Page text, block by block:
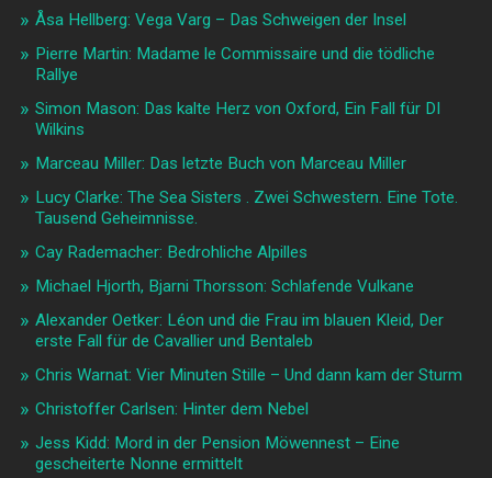
Åsa Hellberg: Vega Varg – Das Schweigen der Insel
Pierre Martin: Madame le Commissaire und die tödliche
Rallye
Simon Mason: Das kalte Herz von Oxford, Ein Fall für DI
Wilkins
Marceau Miller: Das letzte Buch von Marceau Miller
Lucy Clarke: The Sea Sisters . Zwei Schwestern. Eine Tote.
Tausend Geheimnisse.
Cay Rademacher: Bedrohliche Alpilles
Michael Hjorth, Bjarni Thorsson: Schlafende Vulkane
Alexander Oetker: Léon und die Frau im blauen Kleid, Der
erste Fall für de Cavallier und Bentaleb
Chris Warnat: Vier Minuten Stille – Und dann kam der Sturm
Christoffer Carlsen: Hinter dem Nebel
Jess Kidd: Mord in der Pension Möwennest – Eine
gescheiterte Nonne ermittelt